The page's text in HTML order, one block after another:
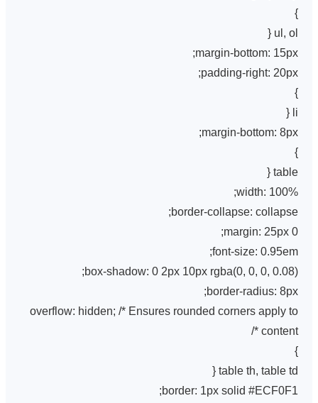
}
ul, ol {
margin-bottom: 15px;
padding-right: 20px;
}
li {
margin-bottom: 8px;
}
table {
width: 100%;
border-collapse: collapse;
margin: 25px 0;
font-size: 0.95em;
box-shadow: 0 2px 10px rgba(0, 0, 0, 0.08);
border-radius: 8px;
overflow: hidden; /* Ensures rounded corners apply to
content */
}
table th, table td {
border: 1px solid #ECF0F1;